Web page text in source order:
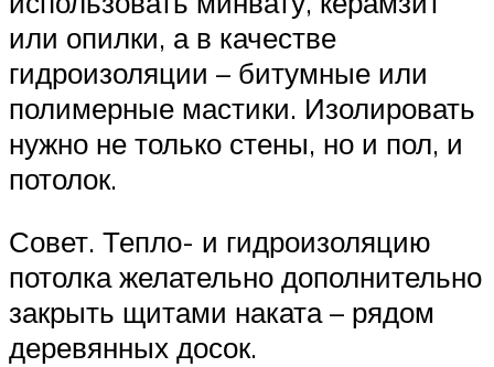
или опилки, а в качестве
гидроизоляции – битумные или
полимерные мастики. Изолировать
нужно не только стены, но и пол, и
потолок.
Совет. Тепло- и гидроизоляцию
потолка желательно дополнительно
закрыть щитами наката – рядом
деревянных досок.